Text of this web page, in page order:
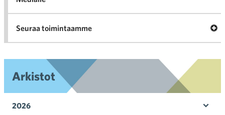
Seuraa toimintaamme
Arkistot
2026